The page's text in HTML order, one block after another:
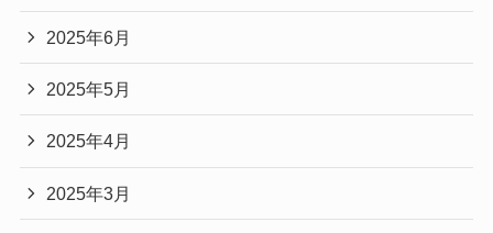
2025年6月
2025年5月
2025年4月
2025年3月